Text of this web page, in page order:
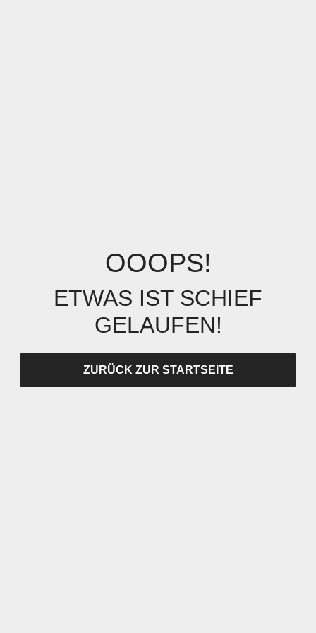
OOOPS!
ETWAS IST SCHIEF
GELAUFEN!
ZURÜCK ZUR STARTSEITE